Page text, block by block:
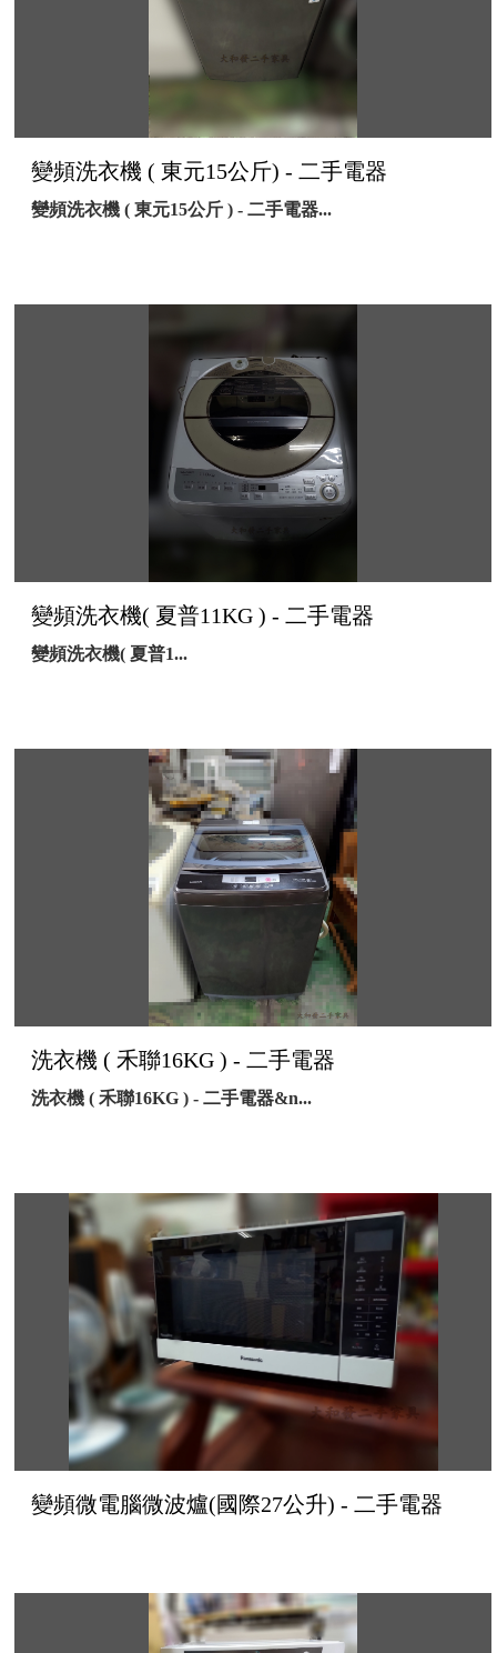
變頻洗衣機 ( 東元15公斤) - 二手電器
變頻洗衣機 ( 東元15公斤 ) - 二手電器...
變頻洗衣機( 夏普11KG ) - 二手電器
變頻洗衣機( 夏普1...
洗衣機 ( 禾聯16KG ) - 二手電器
洗衣機 ( 禾聯16KG ) - 二手電器&n...
變頻微電腦微波爐(國際27公升) - 二手電器